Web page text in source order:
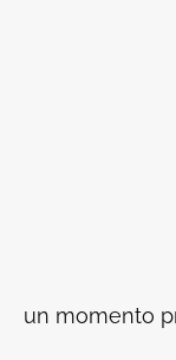
un momento